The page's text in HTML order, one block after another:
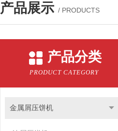
产品展示 / PRODUCTS
产品分类
PRODUCT CATEGORY
金属屑压饼机